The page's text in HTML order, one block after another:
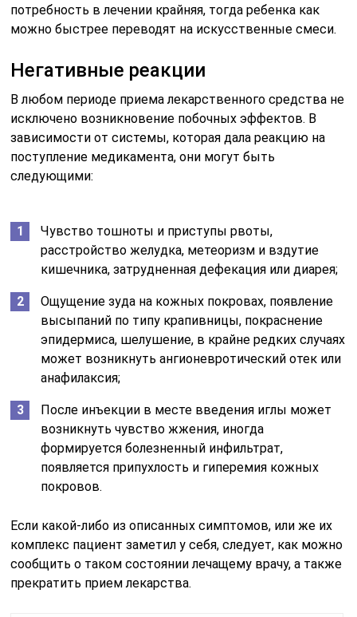
потребность в лечении крайняя, тогда ребенка как
можно быстрее переводят на искусственные смеси.
Негативные реакции
В любом периоде приема лекарственного средства не
исключено возникновение побочных эффектов. В
зависимости от системы, которая дала реакцию на
поступление медикамента, они могут быть
следующими:
Чувство тошноты и приступы рвоты,
расстройство желудка, метеоризм и вздутие
кишечника, затрудненная дефекация или диарея;
Ощущение зуда на кожных покровах, появление
высыпаний по типу крапивницы, покраснение
эпидермиса, шелушение, в крайне редких случаях
может возникнуть ангионевротический отек или
анафилаксия;
После инъекции в месте введения иглы может
возникнуть чувство жжения, иногда
формируется болезненный инфильтрат,
появляется припухлость и гиперемия кожных
покровов.
Если какой-либо из описанных симптомов, или же их
комплекс пациент заметил у себя, следует, как можно
сообщить о таком состоянии лечащему врачу, а также
прекратить прием лекарства.